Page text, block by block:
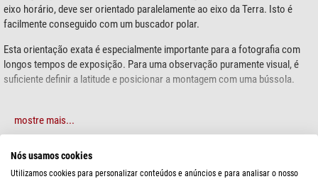
eixo horário, deve ser orientado paralelamente ao eixo da Terra. Isto é
facilmente conseguido com um buscador polar.
Esta orientação exata é especialmente importante para a fotografia com
longos tempos de exposição. Para uma observação puramente visual, é
suficiente definir a latitude e posicionar a montagem com uma bússola.
mostre mais...
Nós usamos cookies
Utilizamos cookies para personalizar conteúdos e anúncios e para analisar o nosso